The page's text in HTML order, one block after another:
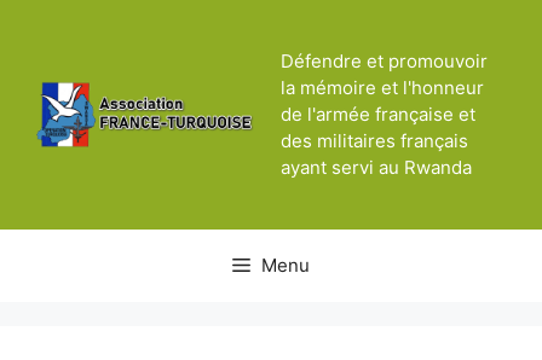
Défendre et promouvoir
la mémoire et l'honneur
de l'armée française et
des militaires français
ayant servi au Rwanda
Menu